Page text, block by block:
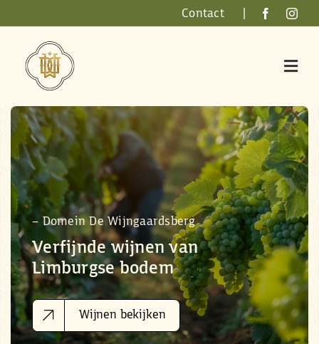
to
content
Contact|
– Domein De Wijngaardsberg
Verfijnde wijnen van
Limburgse bodem
Wijnen bekijken